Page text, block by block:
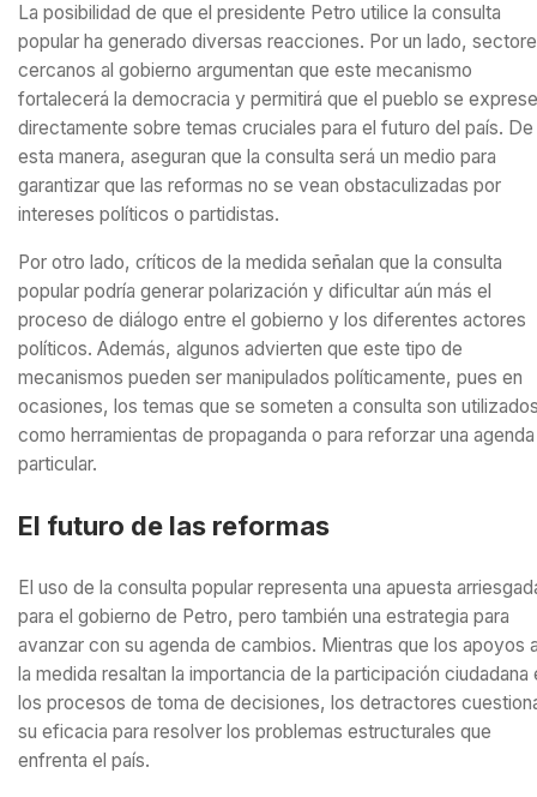
La posibilidad de que el presidente Petro utilice la consulta
popular ha generado diversas reacciones. Por un lado,
cercanos al gobierno argumentan que este mecanismo
fortalecerá la democracia y permitirá que el pueblo se exprese
directamente sobre temas cruciales para el futuro del país. De
esta manera, aseguran que la consulta será un medio para
garantizar que las reformas no se vean obstaculizadas por
intereses políticos o partidistas.
Por otro lado, críticos de la medida señalan que la consulta
popular podría generar polarización y dificultar aún más el
proceso de diálogo entre el gobierno y los diferentes actores
políticos. Además, algunos advierten que este tipo de
mecanismos pueden ser manipulados políticamente, pues en
ocasiones, los temas que se someten a consulta son
como herramientas de propaganda o para reforzar una agenda
particular.
El futuro de las reformas
El uso de la consulta popular representa una apuesta
para el gobierno de Petro, pero también una estrategia para
avanzar con su agenda de cambios. Mientras que los apoyos
la medida resaltan la importancia de la participación ciudadana
los procesos de toma de decisiones, los detractores
su eficacia para resolver los problemas estructurales que
enfrenta el país.